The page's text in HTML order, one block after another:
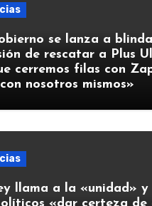
se lanza a
de rescatar a Plus
cerremos filas con
nosotros mismos»
llama a la «unidad» y